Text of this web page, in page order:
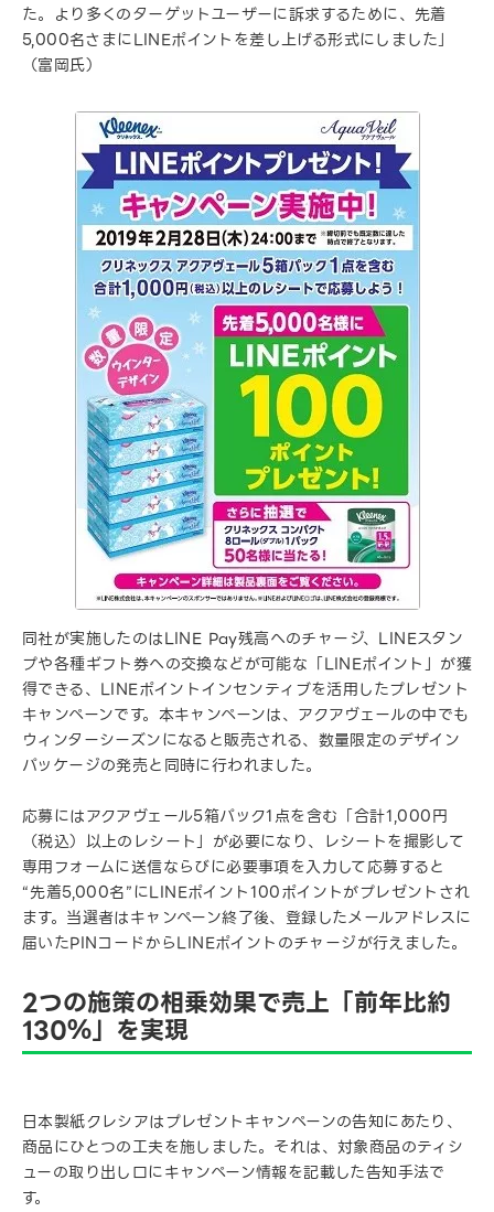
た。より多くのターゲットユーザーに訴求するために、先着
5,000名さまにLINEポイントを差し上げる形式にしました」
（富岡氏）
同社が実施したのはLINE Pay残高へのチャージ、LINEスタン
プや各種ギフト券への交換などが可能な「LINEポイント」が獲
得できる、LINEポイントインセンティブを活用したプレゼント
キャンペーンです。本キャンペーンは、アクアヴェールの中でも
ウィンターシーズンになると販売される、数量限定のデザイン
パッケージの発売と同時に行われました。
応募にはアクアヴェール5箱パック1点を含む「合計1,000円
（税込）以上のレシート」が必要になり、レシートを撮影して
専用フォームに送信ならびに必要事項を入力して応募すると
“先着5,000名”にLINEポイント100ポイントがプレゼントされ
ます。当選者はキャンペーン終了後、登録したメールアドレスに
届いたPINコードからLINEポイントのチャージが行えました。
2つの施策の相乗効果で売上「前年比約
130％」を実現
日本製紙クレシアはプレゼントキャンペーンの告知にあたり、
商品にひとつの工夫を施しました。それは、対象商品のティシ
ューの取り出し口にキャンペーン情報を記載した告知手法で
す。